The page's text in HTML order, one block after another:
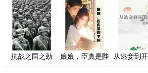
抗战之国之劲
娘娘，臣真是陛
从逃妾到